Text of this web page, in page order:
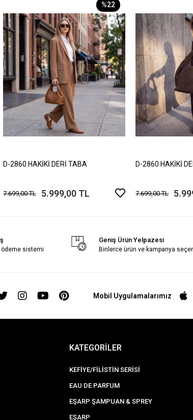
%22
D-2860 HAKİKİ DERİ TABA
7.699,00 TL 5.999,00 TL
D-2860 HAKİKİ
7.699,00 TL
ödeme sistemi
Geniş Ürün Yelpazesi
Binlerce ürün ve kampanya
Mobil Uygulamalarımız
KATEGORİLER
KEFİYE/FİLİSTİN SERİSİ
EAU DE PARFUM
EŞARP ŞAMPUAN & SPREY
EŞARP